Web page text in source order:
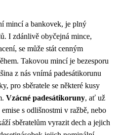
mincí a bankovek, je plný
I zdánlivě obyčejná mince,
se může stát cenným
Takovou mincí je bezesporu
z nás vnímá padesátikorunu
pro sběratele se některé kusy
Vzácné padesátikoruny, ať už
s odlišnostmi v ražbě, nebo
sběratelům vyrazit dech a jejich